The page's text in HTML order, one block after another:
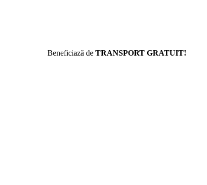
Beneficiază de TRANSPORT GRATUIT!